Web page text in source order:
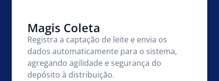
Magis Coleta
Registra a captação de leite e envia os
dados automaticamente para o sistema,
agregando agilidade e segurança do
depósito à distribuição.